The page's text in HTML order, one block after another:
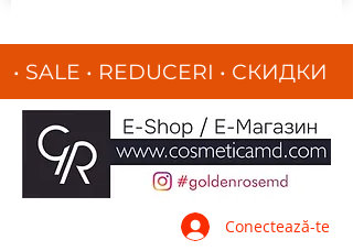
• SALE • REDUCERI • СКИДКИ
•
Conectează-te